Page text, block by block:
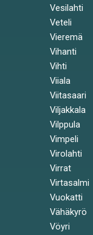
Vesilahti
Veteli
Vieremä
Vihanti
Vihti
Viiala
Viitasaari
Viljakkala
Vilppula
Vimpeli
Virolahti
Virrat
Virtasalmi
Vuokatti
Vähäkyrö
Vöyri